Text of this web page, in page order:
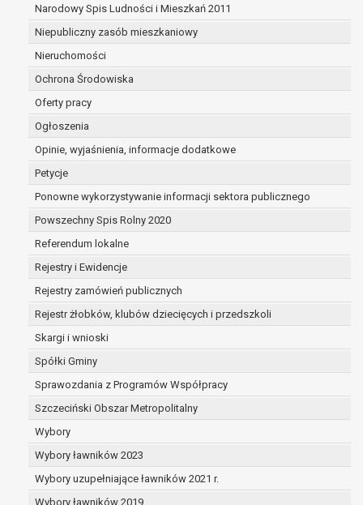
Narodowy Spis Ludności i Mieszkań 2011
Niepubliczny zasób mieszkaniowy
Nieruchomości
Ochrona Środowiska
Oferty pracy
Ogłoszenia
Opinie, wyjaśnienia, informacje dodatkowe
Petycje
Ponowne wykorzystywanie informacji sektora publicznego
Powszechny Spis Rolny 2020
Referendum lokalne
Rejestry i Ewidencje
Rejestry zamówień publicznych
Rejestr żłobków, klubów dziecięcych i przedszkoli
Skargi i wnioski
Spółki Gminy
Sprawozdania z Programów Współpracy
Szczeciński Obszar Metropolitalny
Wybory
Wybory ławników 2023
Wybory uzupełniające ławników 2021 r.
Wybory ławników 2019
administratora danych osobowych przysługuje
Pani/Panu:
prawo dostępu do treści danych oraz
otrzymywania ich kopii na podstawie art. 15
RODO;
podstawie art. 16 RODO,
dane są nieprawidłowe lub
prawo do żądania usunięcia danych
osobowych (tzw. prawo do bycia
zapomnianym) na podstawie art. 17 RODO,
w przypadku gdy:
dane nie są już niezbędne do celów,
dla których były zebrane lub w inny
sposób przetwarzane,
osoba, której dane dotyczą, wniosła
sprzeciw wobec przetwarzania
danych osobowych,
zgodę na przetwarzanie danych
osobowych, która jest podstawą
przetwarzania danych i nie ma innej
danych,
dane osobowe przetwarzane są
niezgodnie z prawem,